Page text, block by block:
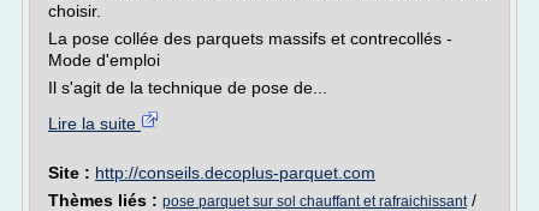
choisir.
La pose collée des parquets massifs et contrecollés -
Mode d'emploi
Il s'agit de la technique de pose de...
Lire la suite
Site : http://conseils.decoplus-parquet.com
Thèmes liés : pose parquet sur sol chauffant et rafraichissant/